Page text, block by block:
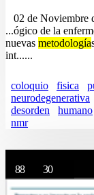
02 de Noviembre
...ógico de la
nuevas metodología
int......
coloquio fisica
neurodegenerativa
desorden
humano
nmr
88 30